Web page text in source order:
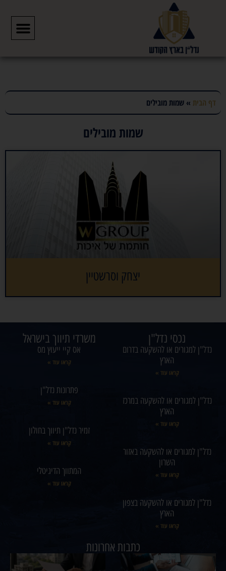
שמות מובילים
דף הבית » שמות מובילים
שמות מובילים
יצחק וסרשטיין
נכסי נדל"ן
נדל"ן למגורים או להשקעה בדרום
הארץ
קראו עוד »
נדל"ן למגורים או להשקעה במרכז
הארץ
קראו עוד »
נדל"ן למגורים או להשקעה באזור
השרון
קראו עוד »
נדל"ן למגורים או להשקעה בצפון
הארץ
קראו עוד »
משרדי תיווך בישראל
אס קיי ייעוץ מס
קראו עוד »
פתרונות נדל"ן
קראו עוד »
זמיר נדל"ן תיווך בחולון
קראו עוד »
המתווך הדיגיטלי
קראו עוד »
כתבות אחרונות